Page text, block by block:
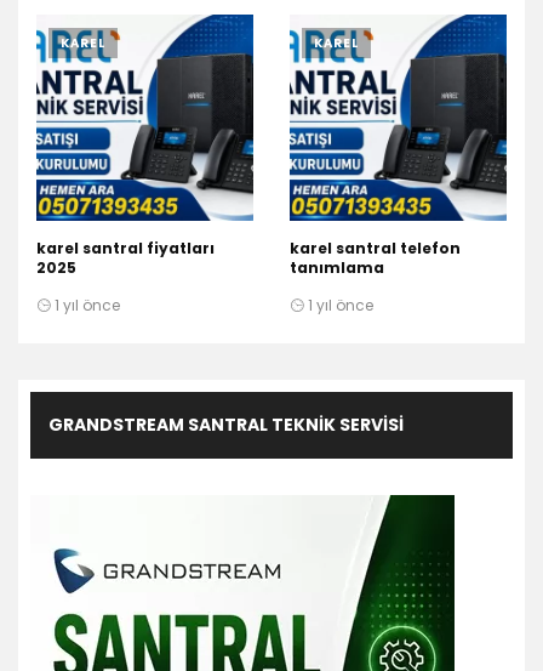
KAREL
karel santral fiyatları
2025
1 yıl önce
KAREL
karel santral telefon
tanımlama
1 yıl önce
GRANDSTREAM SANTRAL TEKNIK SERVISI